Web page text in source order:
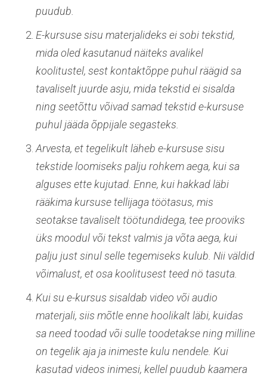
puudub.
E-kursuse sisu materjalideks ei sobi tekstid,
mida oled kasutanud näiteks avalikel
koolitustel, sest kontaktõppe puhul räägid sa
tavaliselt juurde asju, mida tekstid ei sisalda
ning seetõttu võivad samad tekstid e-kursuse
puhul jääda õppijale segasteks.
Arvesta, et tegelikult läheb e-kursuse sisu
tekstide loomiseks palju rohkem aega, kui sa
alguses ette kujutad. Enne, kui hakkad läbi
rääkima kursuse tellijaga töötasus, mis
seotakse tavaliselt töötundidega, tee prooviks
üks moodul või tekst valmis ja võta aega, kui
palju just sinul selle tegemiseks kulub. Nii väldid
võimalust, et osa koolitusest teed nö tasuta.
Kui su e-kursus sisaldab video või audio
materjali, siis mõtle enne hoolikalt läbi, kuidas
sa need toodad või sulle toodetakse ning milline
on tegelik aja ja inimeste kulu nendele. Kui
kasutad videos inimesi, kellel puudub kaamera